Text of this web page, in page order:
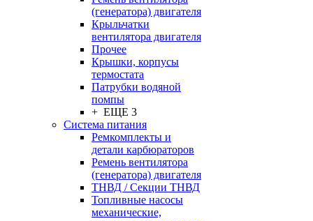
(генератора) двигателя
Крыльчатки
вентилятора двигателя
Прочее
Крышки, корпусы
термостата
Патрубки водяной
помпы
+ ЕЩЕ 3
Система питания
Ремкомплекты и
детали карбюраторов
Ремень вентилятора
(генератора) двигателя
ТНВД / Секции ТНВД
Топливные насосы
механические,